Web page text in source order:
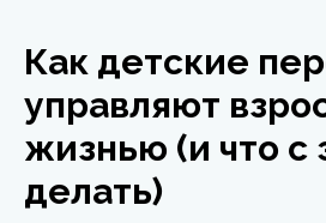
Как детские
управляют
жизнью (и что с
делать)